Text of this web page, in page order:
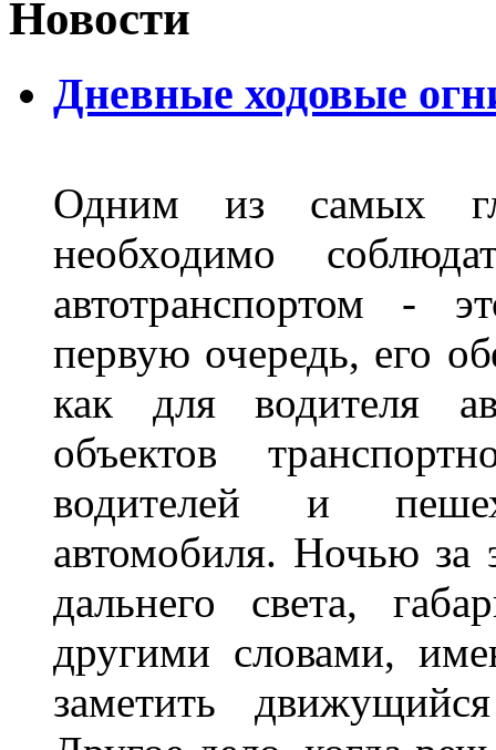
Новости
Дневные ходовые
Одним из самых
необходимо
автотранспортом -
первую очередь, его
как для водителя
объектов
водителей и
автомобиля. Ночью за
дальнего света,
другими словами,
заметить